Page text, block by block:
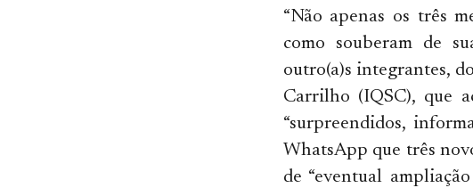
“Não apenas os três
como souberam de
outro(a)s integrantes,
Carrilho (IQSC), que
“surpreendidos,
WhatsApp que três
de “eventual